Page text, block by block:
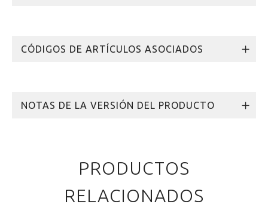
CÓDIGOS DE ARTÍCULOS ASOCIADOS
NOTAS DE LA VERSIÓN DEL PRODUCTO
PRODUCTOS
RELACIONADOS